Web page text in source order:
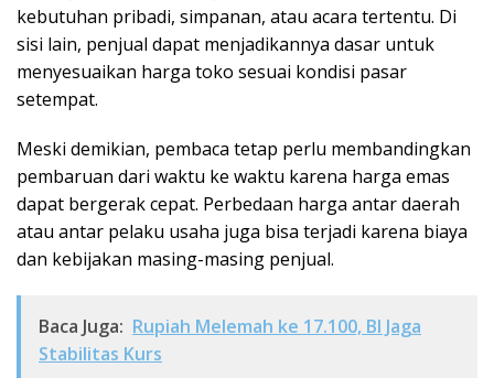
kebutuhan pribadi, simpanan, atau acara tertentu. Di
sisi lain, penjual dapat menjadikannya dasar untuk
menyesuaikan harga toko sesuai kondisi pasar
setempat.
Meski demikian, pembaca tetap perlu membandingkan
pembaruan dari waktu ke waktu karena harga emas
dapat bergerak cepat. Perbedaan harga antar daerah
atau antar pelaku usaha juga bisa terjadi karena biaya
dan kebijakan masing-masing penjual.
Baca Juga: Rupiah Melemah ke 17.100, BI Jaga
Stabilitas Kurs